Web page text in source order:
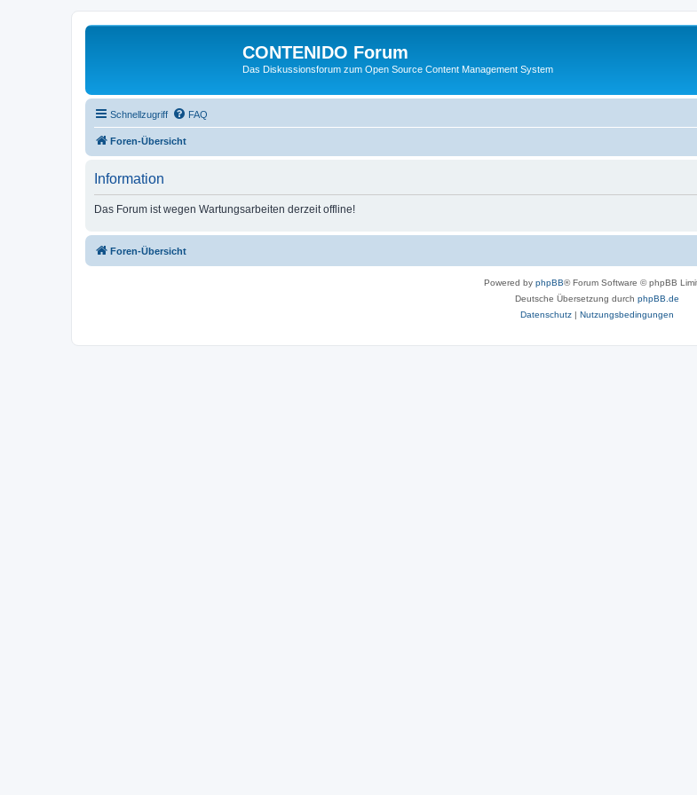
CONTENIDO Forum
Das Diskussionsforum zum Open Source Content Management System
Schnellzugriff FAQ
Foren-Übersicht
Information
Das Forum ist wegen Wartungsarbeiten derzeit offline!
Foren-Übersicht
Powered by phpBB® Forum Software © phpBB
Deutsche Übersetzung durch phpBB.de
Datenschutz| Nutzungsbedingungen